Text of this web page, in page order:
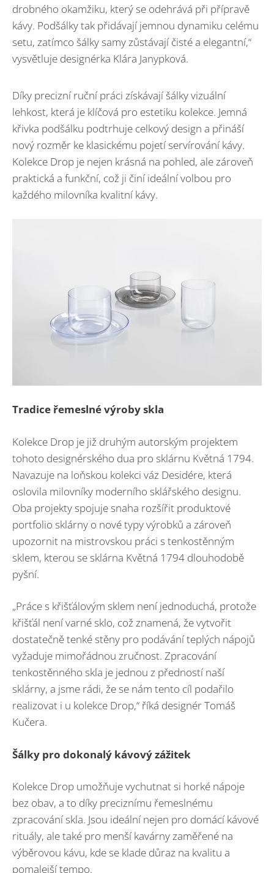
drobného okamžiku, který se odehrává při přípravě
kávy. Podšálky tak přidávají jemnou dynamiku celému
setu, zatímco šálky samy zůstávají čisté a elegantní,“
vysvětluje designérka Klára Janypková.
Díky precizní ruční práci získávají šálky vizuální
lehkost, která je klíčová pro estetiku kolekce. Jemná
křivka podšálku podtrhuje celkový design a přináší
nový rozměr ke klasickému pojetí servírování kávy.
Kolekce Drop je nejen krásná na pohled, ale zároveň
praktická a funkční, což ji činí ideální volbou pro
každého milovníka kvalitní kávy.
Tradice řemeslné výroby skla
Kolekce Drop je již druhým autorským projektem
tohoto designérského dua pro sklárnu Květná 1794.
Navazuje na loňskou kolekci váz Desidére, která
oslovila milovníky moderního sklářského designu.
Oba projekty spojuje snaha rozšířit produktové
portfolio sklárny o nové typy výrobků a zároveň
upozornit na mistrovskou práci s tenkostěnným
sklem, kterou se sklárna Květná 1794 dlouhodobě
pyšní.
„Práce s křišťálovým sklem není jednoduchá, protože
křišťál není varné sklo, což znamená, že vytvořit
dostatečně tenké stěny pro podávání teplých nápojů
vyžaduje mimořádnou zručnost. Zpracování
tenkostěnného skla je jednou z předností naší
sklárny, a jsme rádi, že se nám tento cíl podařilo
realizovat i u kolekce Drop,“ říká designér Tomáš
Kučera.
Šálky pro dokonalý kávový zážitek
Kolekce Drop umožňuje vychutnat si horké nápoje
bez obav, a to díky preciznímu řemeslnému
zpracování skla. Jsou ideální nejen pro domácí kávové
rituály, ale také pro menší kavárny zaměřené na
výběrovou kávu, kde se klade důraz na kvalitu a
pomalejší tempo.